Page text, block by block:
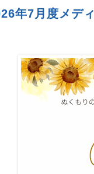
年7月度メデ